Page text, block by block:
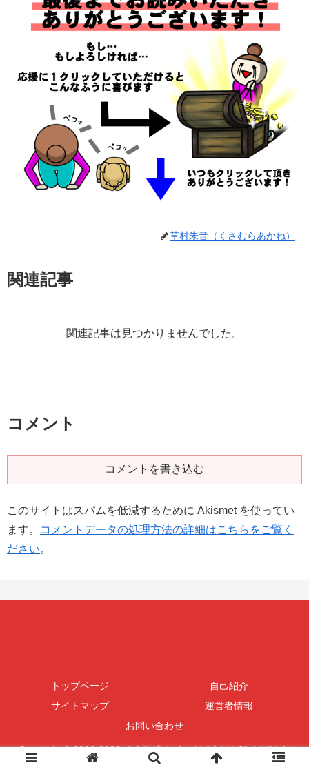
草村朱音（くさむらあかね）
関連記事
関連記事は見つかりませんでした。
コメント
コメントを書き込む
このサイトはスパムを低減するために Akismet を使ってい
ます。
コメントデータの処理方法の詳細はこちらをご覧く
ださい。
トップページ
自己紹介
サイトマップ
運営者情報
お問い合わせ
Copyright © 2016-2026 借金返済をブログで主婦が晒す日記 All